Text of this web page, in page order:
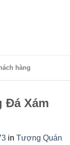
hàng
Đá Xám
in Tượng Quán